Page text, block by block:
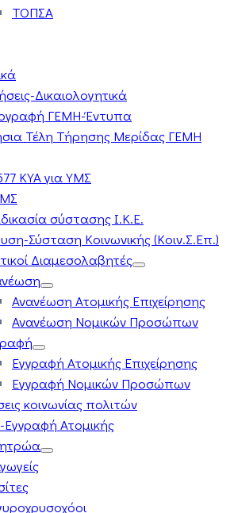
ΤΟΠΣΑ
Δικαιολογητικά
ΓΕΜΗ-Έντυπα
Τέλη Τήρησης Μερίδας ΓΕΜΗ
ΚΥΑ για ΥΜΣ
σύστασης Ι.Κ.Ε.
Σύσταση Κοινωνικής (Κοιν.Σ.Επ.)
Διαμεσολαβητές
Ανανέωση Ατομικής Επιχείρησης
Ανανέωση Νομικών Προσώπων
Εγγραφή Ατομικής Επιχείρησης
Εγγραφή Νομικών Προσώπων
κοινωνίας πολιτών
Ατομικής